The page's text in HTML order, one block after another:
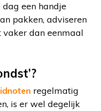
een handje
pakken, adviseren
vaker dan eenmaal
regelmatig
is er wel degelijk